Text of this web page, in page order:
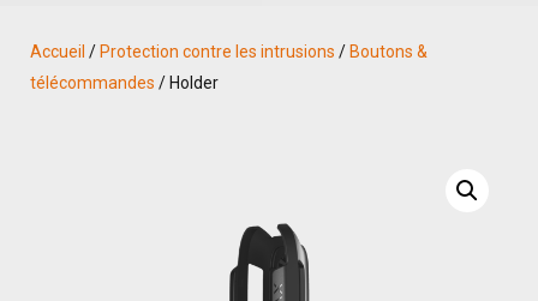
Accueil / Protection contre les intrusions / Boutons &
télécommandes / Holder